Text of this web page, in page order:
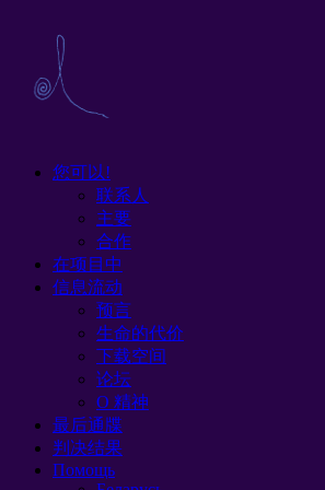
您可以!
联系人
主要
合作
在项目中
信息流动
预言
生命的代价
下载空间
论坛
O 精神
最后通牒
判决结果
Помощь